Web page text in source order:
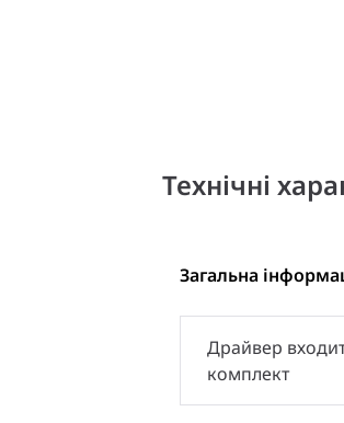
Технічні
Загальна
Драйвер
комплект